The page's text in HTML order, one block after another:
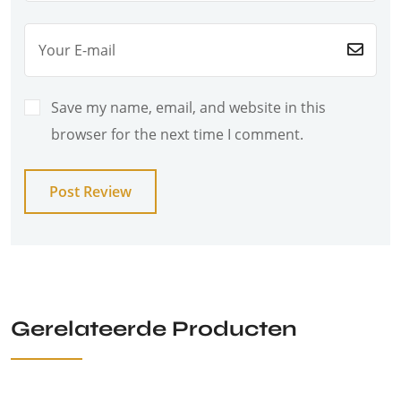
Save my name, email, and website in this
browser for the next time I comment.
Post Review
Gerelateerde Producten